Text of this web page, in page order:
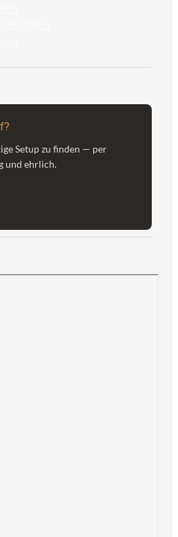
Setup zu finden — per
und ehrlich.